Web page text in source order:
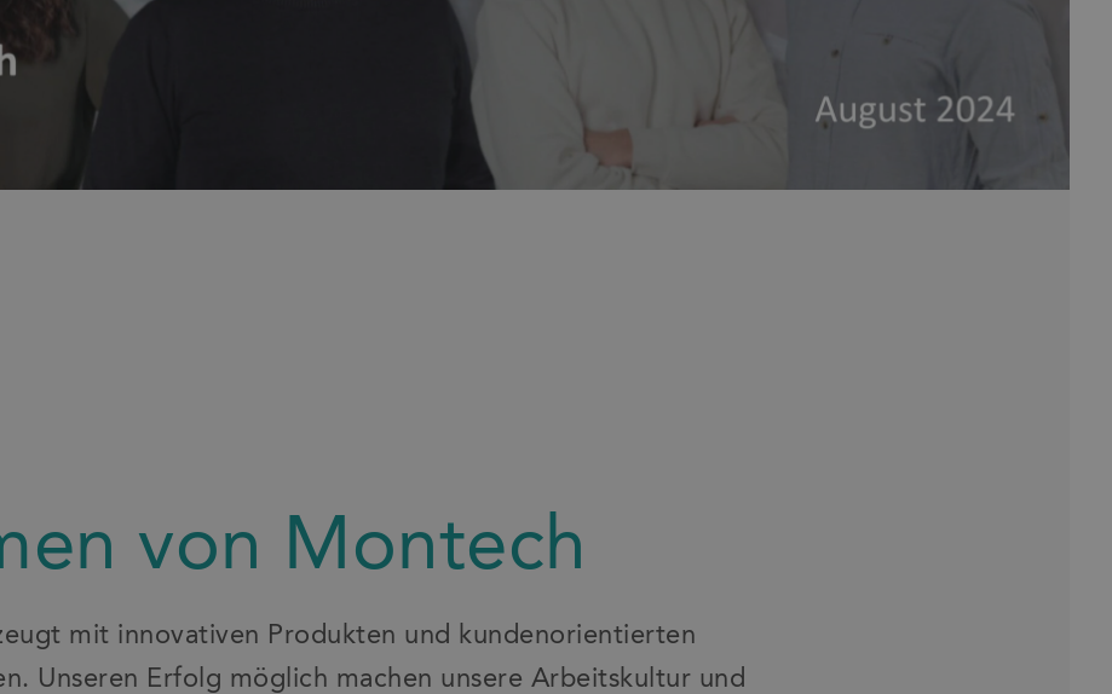
von Montech
mit innovativen Produkten und kundenorientierten
Unseren Erfolg möglich machen unsere Arbeitskultur und